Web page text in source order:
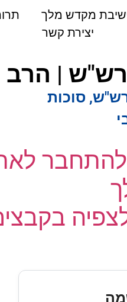
מקדש מלך
יצירת קשר
| הרב
,סוכות
בקבצים